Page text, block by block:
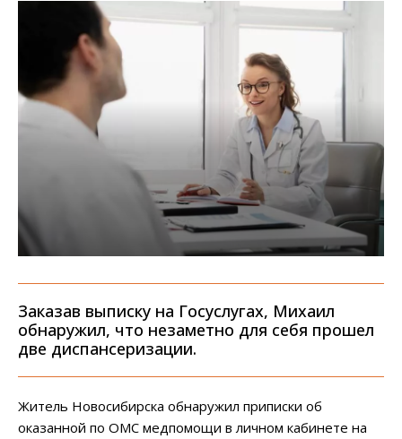
Заказав выписку на Госуслугах, Михаил
обнаружил, что незаметно для себя прошел
две диспансеризации.
Житель Новосибирска обнаружил приписки об
оказанной по ОМС медпомощи в личном кабинете на